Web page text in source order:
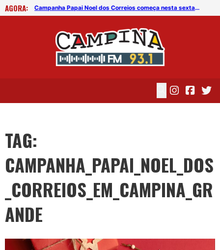
AGORA:
Campanha Papai Noel dos Correios começa nesta sexta (17) na Paraíba Campanha Papai Noel dos Correios começa nesta sexta (17) na Paraíba
TAG:
CAMPANHA_PAPAI_NOEL_DOS
_CORREIOS_EM_CAMPINA_GR
ANDE